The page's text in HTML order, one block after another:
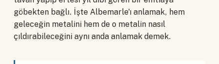
göbekten bağlı. İşte Albemarle'ı anlamak, hem
geleceğin metalini hem de o metalin nasıl
çıldırabileceğini aynı anda anlamak demek.